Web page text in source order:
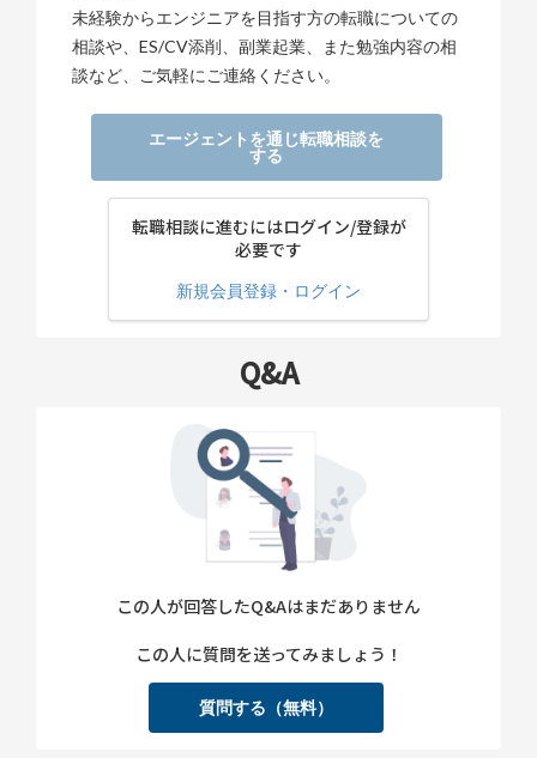
未経験からエンジニアを目指す方の転職についての
相談や、ES/CV添削、副業起業、また勉強内容の相
談など、ご気軽にご連絡ください。
エージェントを通じ転職相談を
する
転職相談に進むにはログイン/登録が
必要です
新規会員登録・ログイン
Q&A
この人が回答したQ&Aはまだありません
この人に質問を送ってみましょう！
質問する（無料）